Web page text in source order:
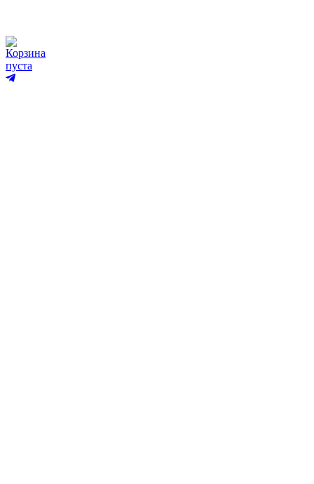
Корзина
пуста